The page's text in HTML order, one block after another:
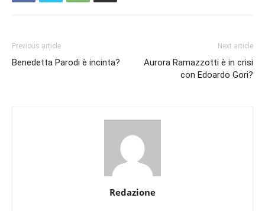
Previous article
Benedetta Parodi è incinta?
Next article
Aurora Ramazzotti è in crisi
con Edoardo Gori?
Redazione